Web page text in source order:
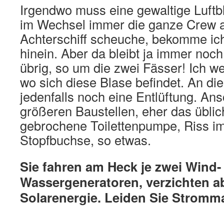
Irgendwo muss eine gewaltige
im Wechsel immer die ganze Crew
Achterschiff scheuche, bekomme
hinein. Aber da bleibt ja immer
übrig, so um die zwei Fässer! Ich
wo sich diese Blase befindet. An
jedenfalls noch eine Entlüftung.
größeren Baustellen, eher das
gebrochene Toilettenpumpe, Riss
Stopfbuchse, so etwas.
Sie fahren am Heck je zwei
Wassergeneratoren, verzichten
Solarenergie. Leiden Sie